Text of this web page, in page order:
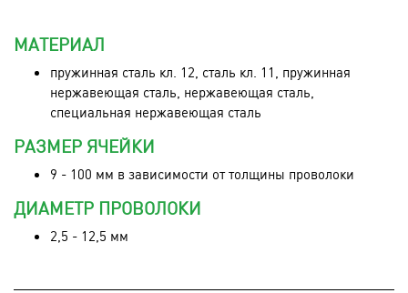
МАТЕРИАЛ
пружинная сталь кл. 12, сталь кл. 11, пружинная
нержавеющая сталь, нержавеющая сталь,
специальная нержавеющая сталь
РАЗМЕР ЯЧЕЙКИ
9 - 100 мм в зависимости от толщины проволоки
ДИАМЕТР ПРОВОЛОКИ
2,5 - 12,5 мм